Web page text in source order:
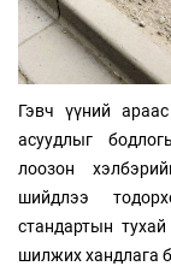
Гэвч үүний
асуудлыг
лоозон
шийдлээ
стандартын
шилжих хандлага